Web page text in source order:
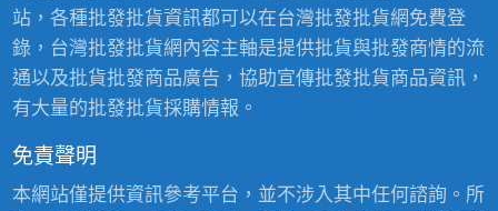
站，各種批發批貨資訊都可以在台灣批發批貨網免費登
錄，台灣批發批貨網內容主軸是提供批貨與批發商情的流
通以及批貨批發商品廣告，協助宣傳批發批貨商品資訊，
有大量的批發批貨採購情報。
免責聲明
本網站僅提供資訊參考平台，並不涉入其中任何諮詢。所